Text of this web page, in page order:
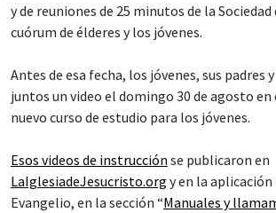
y de reuniones de 25 minutos de la Sociedad
cuórum de élderes y los jóvenes.
Antes de esa fecha, los jóvenes, sus padres
juntos un video el domingo 30 de agosto en
nuevo curso de estudio para los jóvenes.
Esos videos de instrucción se publicaron en
LaIglesiadeJesucristo.org y en la
Evangelio, en la sección “Manuales y